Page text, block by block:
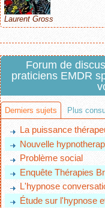
Laurent Gross
Forum de
praticiens EMDR
Derniers sujets Plus
La puissance
Nouvelle
Problème social
Enquête Thérapies
L'hypnose
Étude sur l'hypnose